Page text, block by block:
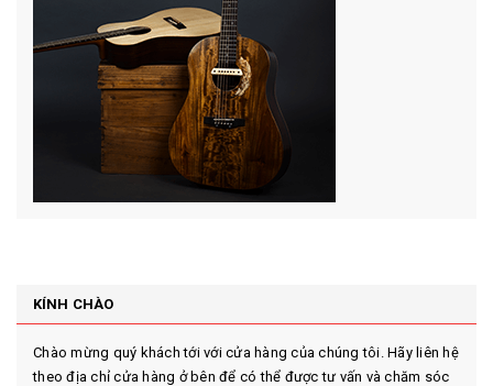
KÍNH CHÀO
Chào mừng quý khách tới với cửa hàng của chúng tôi. Hãy liên hệ
theo địa chỉ cửa hàng ở bên để có thể được tư vấn và chăm sóc